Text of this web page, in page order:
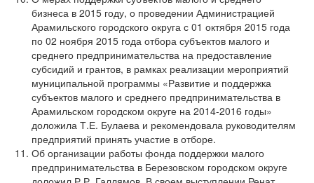
бизнеса в 2015 году, о проведении Администрацией
Арамильского городского округа с 01 октября 2015 года
по 02 ноября 2015 года отбора субъектов малого и
среднего предпринимательства на предоставление
субсидий и грантов, в рамках реализации мероприятий
муниципальной программы «Развитие и поддержка
субъектов малого и среднего предпринимательства в
Арамильском городском округе на 2014-2016 годы»
доложила Т.Е. Булаева и рекомендовала руководителям
предприятий принять участие в отборе.
Об организации работы фонда поддержки малого
предпринимательства в Березовском городском округе